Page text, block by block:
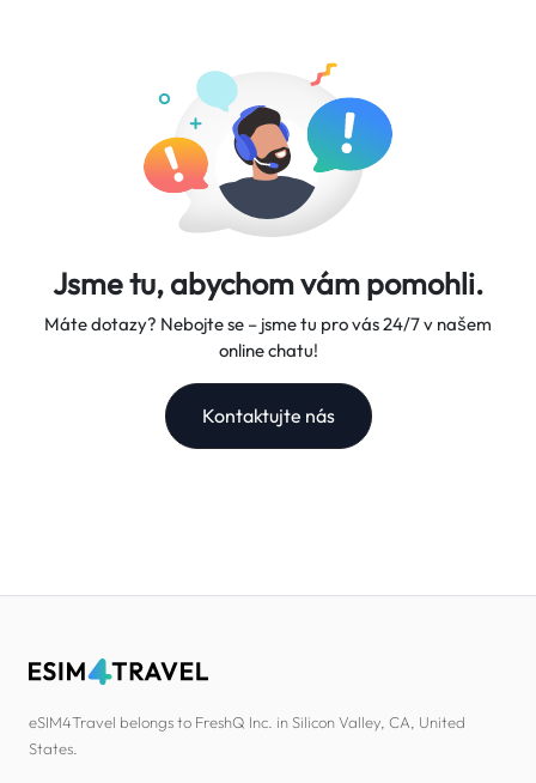
Jsme tu, abychom vám pomohli.
Máte dotazy? Nebojte se – jsme tu pro vás 24/7 v našem
online chatu!
Kontaktujte nás
eSIM4Travel belongs to FreshQ Inc. in Silicon Valley, CA, United
States.